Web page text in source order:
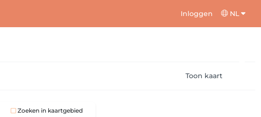
Inloggen NL
Toon kaart
Zoeken in kaartgebied